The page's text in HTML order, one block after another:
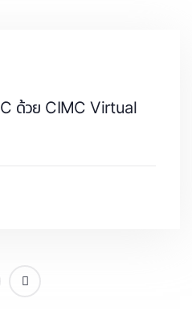
ด้วย CIMC Virtual